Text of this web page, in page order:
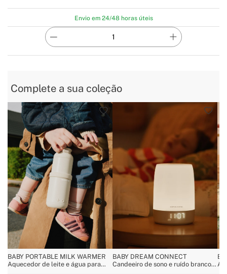
Envio em 24/48 horas úteis
Complete a sua coleção
BABY PORTABLE MILK WARMER
Aquecedor de leite e água para
BABY DREAM CONNECT
Candeeiro de sono e ruído branco